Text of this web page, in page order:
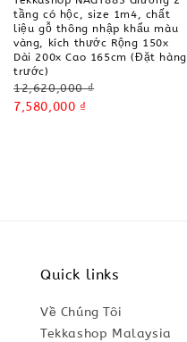
tầng có hộc, size 1m4, chất
liệu gỗ thông nhập khẩu màu
vàng, kích thước Rộng 150x
Dài 200x Cao 165cm (Đặt hàng
trước)
Regular
price
12,620,000 ₫
Sale
7,580,000 ₫
Quick links
Về Chúng Tôi
Tekkashop Malaysia